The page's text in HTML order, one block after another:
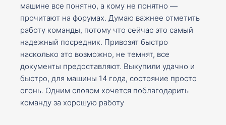
машине все понятно, а кому не понятно —
прочитают на форумах. Думаю важнее отметить
работу команды, потому что сейчас это самый
надежный посредник. Привозят быстро
насколько это возможно, не темнят, все
документы предоставляют. Выкупили удачно и
быстро, для машины 14 года, состояние просто
огонь. Одним словом хочется поблагодарить
команду за хорошую работу